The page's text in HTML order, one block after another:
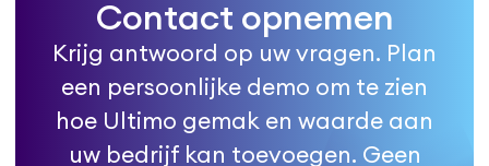
Contact opnemen
Krijg antwoord op uw vragen. Plan
een persoonlijke demo om te zien
hoe Ultimo gemak en waarde aan
uw bedrijf kan toevoegen. Geen